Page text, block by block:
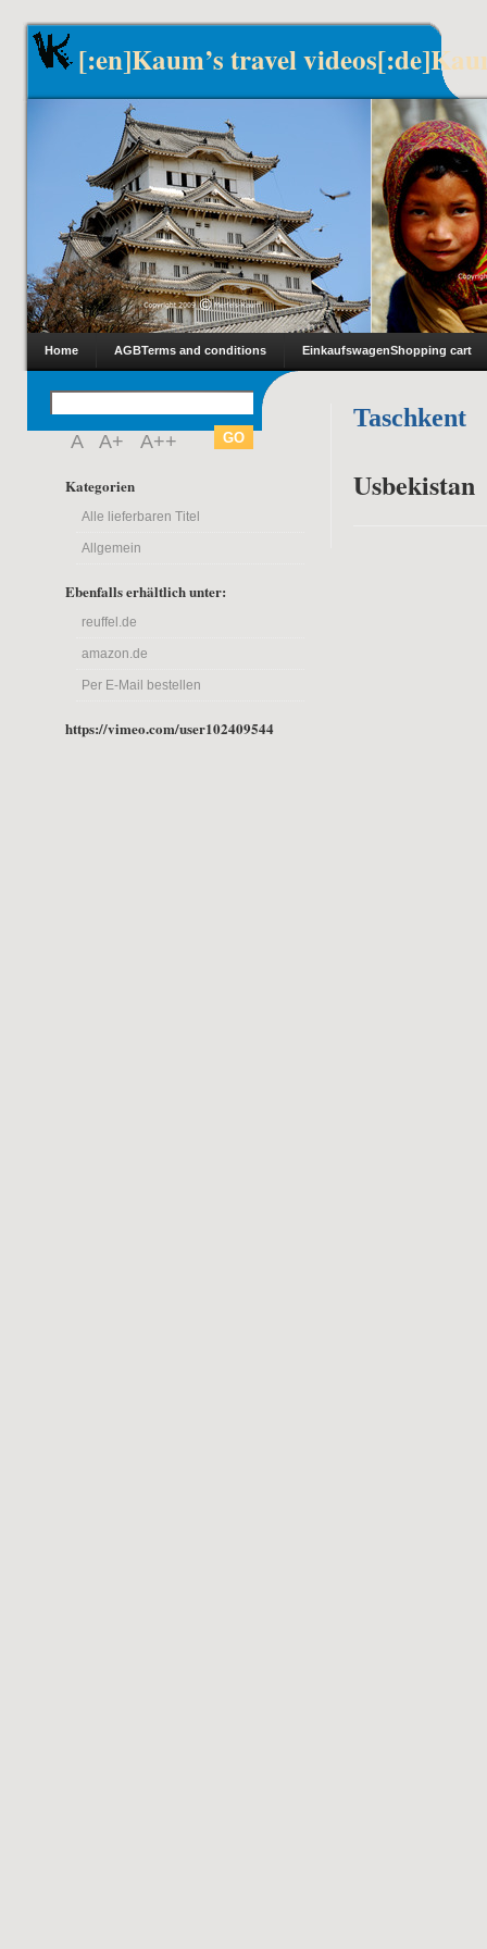
[:en]Kaum’s travel
Home AGBTerms and conditions EinkaufswagenShopping cart
A A+ A++
Kategorien
Alle lieferbaren Titel
Allgemein
Ebenfalls erhältlich unter:
reuffel.de
amazon.de
Per E-Mail bestellen
https://vimeo.com/user102409544
Taschkent
Usbekistan